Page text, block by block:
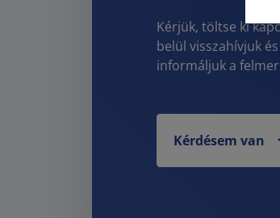
Kérjük, töltse ki
belül visszahívjuk
informáljuk a
Kérdésem van